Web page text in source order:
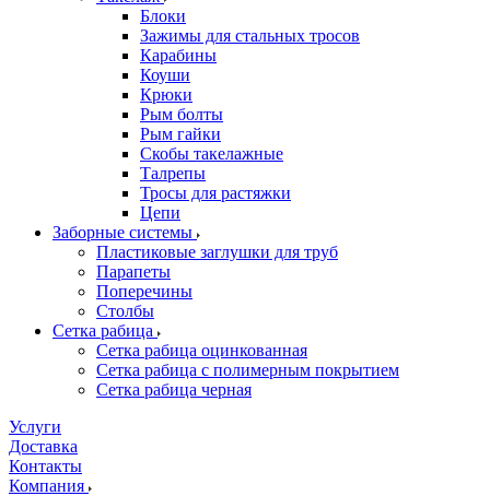
Блоки
Зажимы для стальных тросов
Карабины
Коуши
Крюки
Рым болты
Рым гайки
Скобы такелажные
Талрепы
Тросы для растяжки
Цепи
Заборные системы
Пластиковые заглушки для труб
Парапеты
Поперечины
Столбы
Сетка рабица
Сетка рабица оцинкованная
Сетка рабица с полимерным покрытием
Сетка рабица черная
Услуги
Доставка
Контакты
Компания